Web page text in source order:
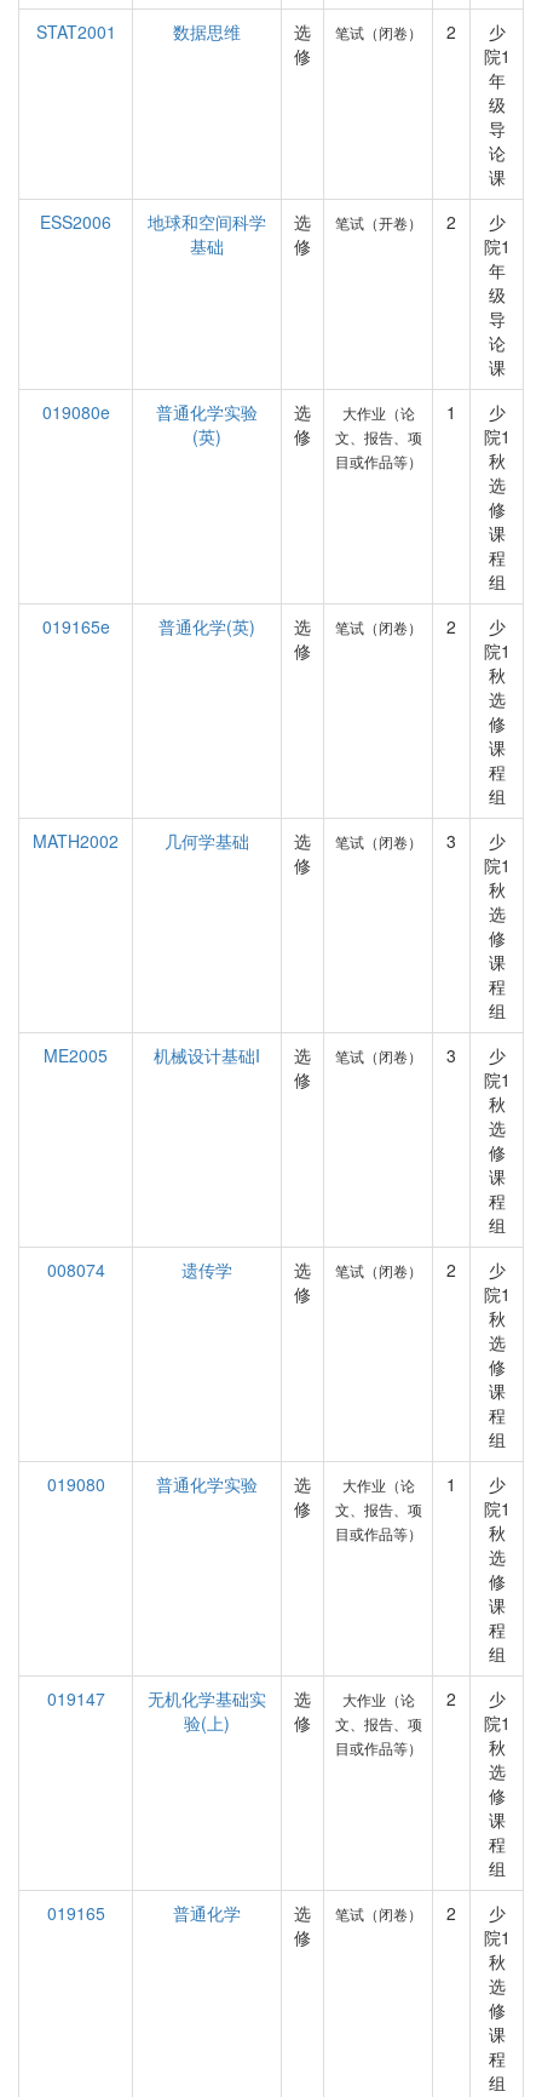
STAT2001
数据思维
选
修
笔试（闭卷） 2
少
院1
年
级
导
论
课
ESS2006
地球和空间科学
基础
选
修
笔试（开卷） 2
少
院1
年
级
导
论
课
019080e
普通化学实验
(英)
选
修
大作业（论
文、报告、项
目或作品等）
1
少
院1
秋
选
修
课
程
组
019165e
普通化学(英)
选
修
笔试（闭卷） 2
少
院1
秋
选
修
课
程
组
MATH2002
几何学基础
选
修
笔试（闭卷） 3
少
院1
秋
选
修
课
程
组
ME2005
机械设计基础I
选
修
笔试（闭卷） 3
少
院1
秋
选
修
课
程
组
008074
遗传学
选
修
笔试（闭卷） 2
少
院1
秋
选
修
课
程
组
019080
普通化学实验
选
修
大作业（论
文、报告、项
目或作品等）
1
少
院1
秋
选
修
课
程
组
019147
无机化学基础实
验(上)
选
修
大作业（论
文、报告、项
目或作品等）
2
少
院1
秋
选
修
课
程
组
019165
普通化学
选
修
笔试（闭卷） 2
少
院1
秋
选
修
课
程
组